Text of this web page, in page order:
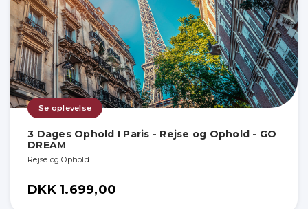
Se oplevelse
3 Dages Ophold I Paris - Rejse og Ophold - GO
DREAM
Rejse og Ophold
DKK 1.699,00